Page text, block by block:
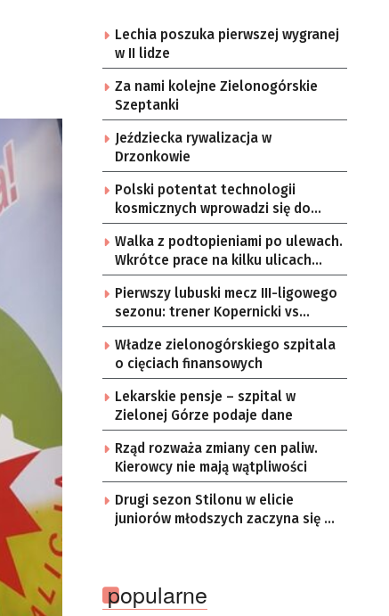
Lechia poszuka pierwszej wygranej
w II lidze
Za nami kolejne Zielonogórskie
Szeptanki
Jeździecka rywalizacja w
Drzonkowie
Polski potentat technologii
kosmicznych wprowadzi się do
Zielonej Góry
Walka z podtopieniami po ulewach.
Wkrótce prace na kilku ulicach
Gorzowa
Pierwszy lubuski mecz III-ligowego
sezonu: trener Kopernicki vs
starzy znajomi
Władze zielonogórskiego szpitala
o cięciach finansowych
Lekarskie pensje – szpital w
Zielonej Górze podaje dane
Rząd rozważa zmiany cen paliw.
Kierowcy nie mają wątpliwości
Drugi sezon Stilonu w elicie
juniorów młodszych zaczyna się w
popularne